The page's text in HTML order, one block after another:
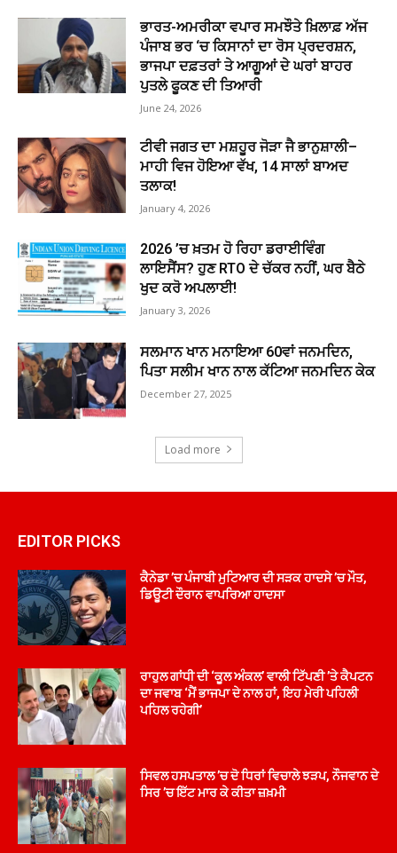
ਭਾਰਤ-ਅਮਰੀਕਾ ਵਪਾਰ ਸਮਝੌਤੇ ਖ਼ਿਲਾਫ਼ ਅੱਜ
ਪੰਜਾਬ ਭਰ ‘ਚ ਕਿਸਾਨਾਂ ਦਾ ਰੋਸ ਪ੍ਰਦਰਸ਼ਨ,
ਭਾਜਪਾ ਦਫ਼ਤਰਾਂ ਤੇ ਆਗੂਆਂ ਦੇ ਘਰਾਂ ਬਾਹਰ
ਪੁਤਲੇ ਫੂਕਣ ਦੀ ਤਿਆਰੀ
June 24, 2026
ਟੀਵੀ ਜਗਤ ਦਾ ਮਸ਼ਹੂਰ ਜੋੜਾ ਜੈ ਭਾਨੁਸ਼ਾਲੀ–
ਮਾਹੀ ਵਿਜ ਹੋਇਆ ਵੱਖ, 14 ਸਾਲਾਂ ਬਾਅਦ
ਤਲਾਕ!
January 4, 2026
2026 ’ਚ ਖ਼ਤਮ ਹੋ ਰਿਹਾ ਡਰਾਈਵਿੰਗ
ਲਾਇਸੈਂਸ? ਹੁਣ RTO ਦੇ ਚੱਕਰ ਨਹੀਂ, ਘਰ ਬੈਠੇ
ਖੁਦ ਕਰੋ ਅਪਲਾਈ!
January 3, 2026
ਸਲਮਾਨ ਖਾਨ ਮਨਾਇਆ 60ਵਾਂ ਜਨਮਦਿਨ,
ਪਿਤਾ ਸਲੀਮ ਖਾਨ ਨਾਲ ਕੱਟਿਆ ਜਨਮਦਿਨ ਕੇਕ
December 27, 2025
Load more
EDITOR PICKS
ਕੈਨੇਡਾ ’ਚ ਪੰਜਾਬੀ ਮੁਟਿਆਰ ਦੀ ਸੜਕ ਹਾਦਸੇ ’ਚ ਮੌਤ,
ਡਿਊਟੀ ਦੌਰਾਨ ਵਾਪਰਿਆ ਹਾਦਸਾ
ਰਾਹੁਲ ਗਾਂਧੀ ਦੀ ‘ਕੂਲ ਅੰਕਲ’ ਵਾਲੀ ਟਿੱਪਣੀ ’ਤੇ ਕੈਪਟਨ
ਦਾ ਜਵਾਬ ‘ਮੈਂ ਭਾਜਪਾ ਦੇ ਨਾਲ ਹਾਂ, ਇਹ ਮੇਰੀ ਪਹਿਲੀ
ਪਹਿਲ ਰਹੇਗੀ’
ਸਿਵਲ ਹਸਪਤਾਲ ’ਚ ਦੋ ਧਿਰਾਂ ਵਿਚਾਲੇ ਝੜਪ, ਨੌਜਵਾਨ ਦੇ
ਸਿਰ ’ਚ ਇੱਟ ਮਾਰ ਕੇ ਕੀਤਾ ਜ਼ਖ਼ਮੀ